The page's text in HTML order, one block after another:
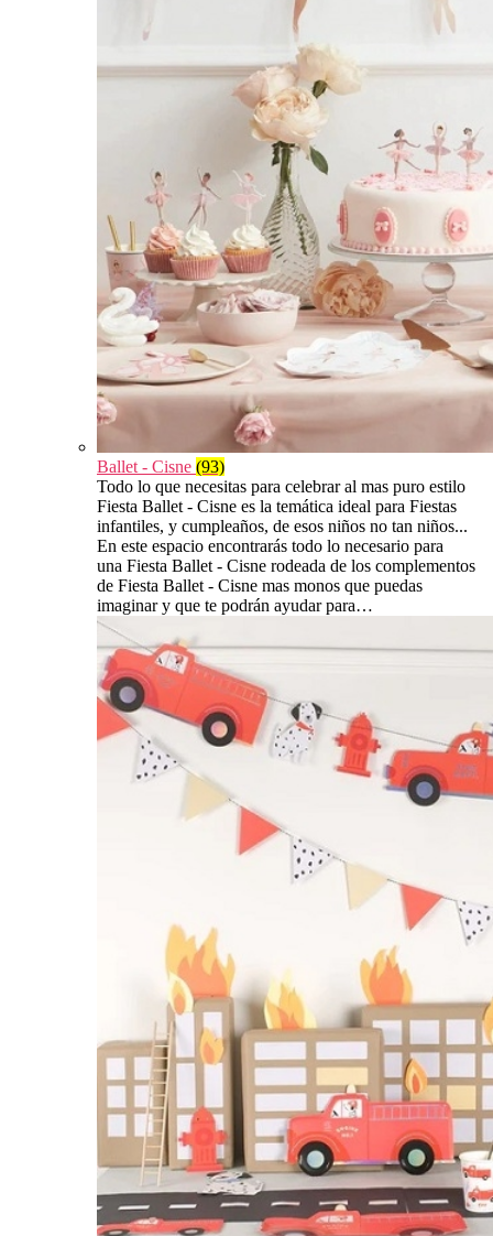
Ballet - Cisne (93)
Todo lo que necesitas para celebrar al mas puro estilo
Fiesta Ballet - Cisne es la temática ideal para Fiestas
infantiles, y cumpleaños, de esos niños no tan niños...
En este espacio encontrarás todo lo necesario para
una Fiesta Ballet - Cisne rodeada de los complementos
de Fiesta Ballet - Cisne mas monos que puedas
imaginar y que te podrán ayudar para…